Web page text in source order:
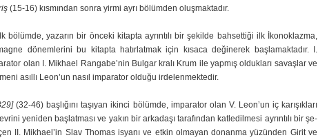
(15-16) kısmından sonra yirmi ayrı bölümden oluşmaktadır.
bölümde, yazarın bir önceki kitapta ayrıntı­lı bir şekilde bahsettiği ilk İkonoklazma,
dö­nemlerini bu kitapta hatırlatmak için kısaca değinerek başlamaktadır. I.
olan I. Mikhael Rangabe’nin Bulgar kralı Krum ile yapmış oldukları savaşlar ve
asıllı Leon’un nasıl imparator olduğu irdelenmektedir.
(32-46) başlığını taşıyan ikinci bölümde, imparator olan V. Leon’un iç karışıkları
ye­niden başlatması ve yakın bir arkadaşı tarafından katledilmesi ayrıntılı bir şe­
II. Mikhael’in Slav Thomas isyanı ve etkin olmayan donanma yüzünden Girit ve